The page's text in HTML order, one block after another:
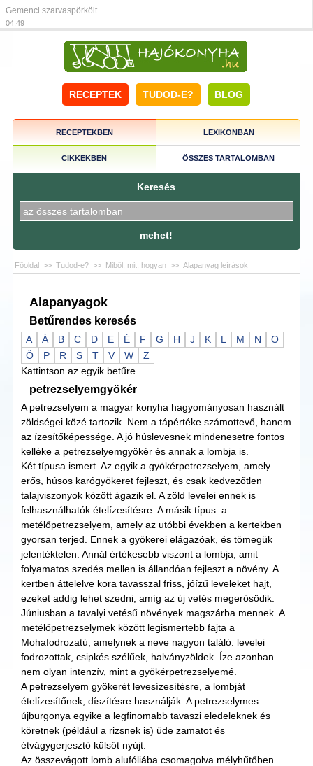
Gemenci szarvaspörkölt
04:49
RECEPTEK TUDOD-E? BLOG
RECEPTEKBEN LEXIKONBAN
CIKKEKBEN ÖSSZES TARTALOMBAN
Keresés
mehet!
Főoldal >> Tudod-e? >> Miből, mit, hogyan >> Alapanyag leírások
Alapanyagok
Betűrendes keresés
A Á B C D E É F G H J K L M N
O
Ő
P R S T V W
Z
Kattintson az egyik betűre
petrezselyemgyökér
A petrezselyem a magyar konyha hagyományosan használt
zöldségei közé tartozik. Nem a tápértéke számottevő, hanem
az ízesítőképessége. A jó húslevesnek mindenesetre fontos
kelléke a petrezselyemgyökér és annak a lombja is.
Két típusa ismert. Az egyik a gyökérpetrezselyem, amely
erős, húsos karógyökeret fejleszt, és csak kedvezőtlen
talajviszonyok között ágazik el. A zöld levelei ennek is
felhasználhatók ételízesítésre. A másik típus: a
metélőpetrezselyem, amely az utóbbi években a kertekben
gyorsan terjed. Ennek a gyökerei elágazóak, és tömegük
jelentéktelen. Annál értékesebb viszont a lombja, amit
folyamatos szedés mellen is állandóan fejleszt a növény. A
kertben áttelelve kora tavasszal friss, jóízű leveleket hajt,
ezeket addig lehet szedni, amíg az új vetés megerősödik.
Júniusban a tavalyi vetésű növények magszárba mennek. A
metélőpetrezselymek között legismertebb fajta a
Mohafodrozatú, amelynek a neve nagyon találó: levelei
fodrozottak, csipkés szélűek, halványzöldek. Íze azonban
nem olyan intenzív, mint a gyökérpetrezselyemé.
A petrezselyem gyökerét levesízesítésre, a lombját
ételízesítőnek, díszítésre használják. A petrezselymes
újburgonya egyike a legfinomabb tavaszi eledeleknek és
köretnek (például a rizsnek is) üde zamatot és
étvágygerjesztő külsőt nyújt.
Az összevágott lomb alufóliába csomagolva mélyhűtőben